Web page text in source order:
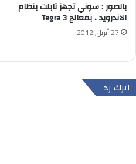
بالصور : سوني تجهز تابلت بنظام
الاندرويد ، بمعالج Tegra 3
27 أبريل, 2012
اترك رد